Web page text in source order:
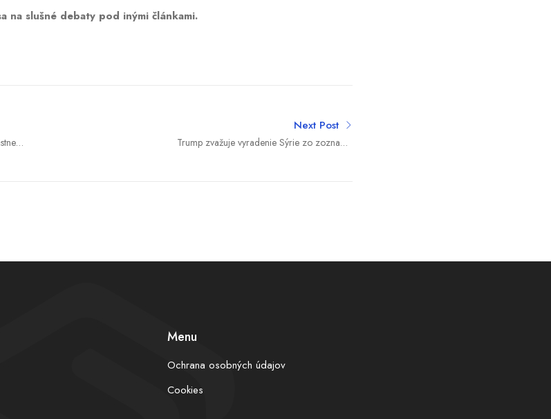
na slušné debaty pod inými článkami.
Next Post
Trump zvažuje vyradenie Sýrie zo zoznamu
Menu
Ochrana osobných údajov
Cookies